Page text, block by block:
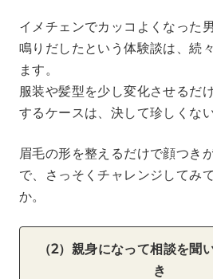
イメチェンでカッコよくなった
鳴りだしたという体験談は、続
ます。
服装や髪型を少し変化させるだ
するケースは、決して珍しくない
眉毛の形を整えるだけで顔つき
で、さっそくチャレンジしてみ
か。
（2）親身になって相談を聞
き